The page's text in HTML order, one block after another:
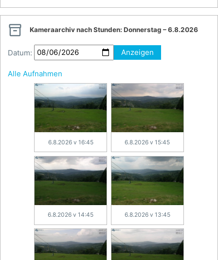
 Kameraarchiv nach Stunden: Donnerstag – 6.8.2026
Datum: Anzeigen
Alle Aufnahmen
6.8.2026 v 16:45 6.8.2026 v 15:45
6.8.2026 v 14:45 6.8.2026 v 13:45